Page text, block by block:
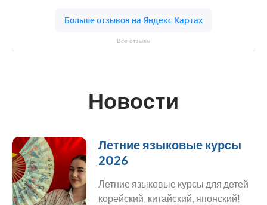
Все отзывы
Новости
Летние языковые курсы
2026
Летние языковые курсы для детей
корейский, китайский, японский!